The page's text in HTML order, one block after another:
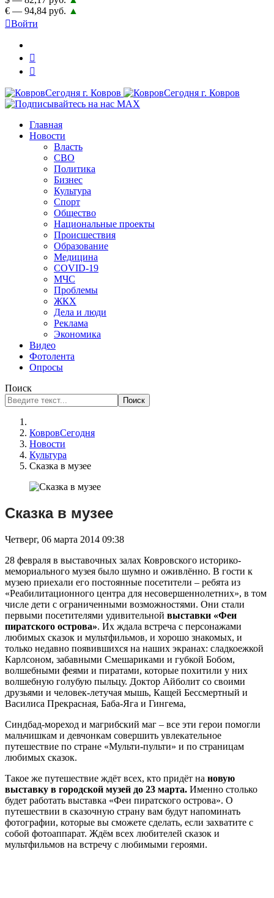
€ — 94,84 руб. ▲
Войти
Главная
Новости
Власть
СВО
Политика
Бизнес
Культура
Спорт
Общество
Национальные проекты
Происшествия
Образование
Медицина
COVID-19
МЧС
Проблемы
ЖКХ
Дела и люди
Реклама
Экономика
Видео
Фотолента
Опросы
Поиск
Поиск
КовровСегодня
Новости
Культура
Сказка в музее
Сказка в музее
Четверг, 06 марта 2014 09:38
28 февраля в выставочных залах Ковровского историко-
мемориального музея было шумно и оживлённо. В гости к
музею приехали его постоянные посетители – ребята из
«Реабилитационного центра для несовершеннолетних», в том
числе дети с ограниченными возможностями. Они стали
первыми посетителями удивительной выставки «Феи
пиратского острова». Их ждала встреча с персонажами
любимых сказок и мультфильмов, и хорошо знакомых, и
только недавно появившихся на наших экранах: сладкоежкой
Карлсоном, забавными Смешариками и губкой Бобом,
волшебными феями и пиратами, которые похитили у них
волшебную голубую пыльцу. Доктор Айболит со своими
друзьями и человек-летучая мышь, Кащей Бессмертный и
Василиса Прекрасная, Баба-Яга и Гингема,
Синдбад-мореход и магрибский маг – все эти герои помогли
мальчишкам и девчонкам совершить увлекательное
путешествие по стране «Мульти-пульти» и по страницам
любимых сказок.
Такое же путешествие ждёт всех, кто придёт на новую
выставку в городской музей до 23 марта. Именно столько
будет работать выставка «Феи пиратского острова». О
путешествии в сказочную страну вам будут напоминать
фотографии, которые вы сможете сделать, если захватите с
собой фотоаппарат. Ждём всех любителей сказок и
мультфильмов на встречу с любимыми героями.